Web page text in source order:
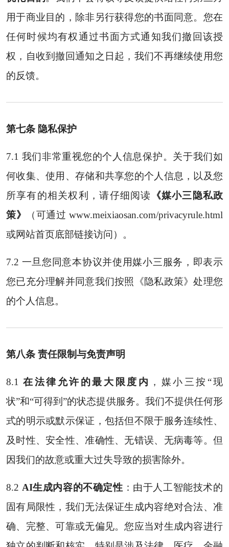
用于商业目的，除非另行获得您的书面同意。您在
任何时候均有权通过书面方式通知我们撤回该授
权，自收到撤回通知之日起，我们不再继续使用您
的反馈。
第七条 隐私保护
7.1 我们非常重视您的个人信息保护。关于我们如
何收集、使用、存储和共享您的个人信息，以及您
所享有的相关权利，请仔细阅读
《媒小三隐私政
策》
（可通过www.meixiaosan.com/privacyrule.html
或网站首页底部链接访问）。
7.2 一旦您同意本协议并使用媒小三服务，即表示
您已充分理解并同意我们按照《隐私政策》处理您
的个人信息。
第八条 责任限制与免责声明
8.1在法律允许的最大限度内 ，媒小三按“现
状”和“可得到”的状态提供服务。我们不提供任何形
式的明示或默示保证，包括但不限于服务连续性、
及时性、安全性、准确性、无错误、无病毒等。但
因我们的故意或重大过失导致的损害除外。
8.2 AI生成内容的不确定性 ：由于人工智能技术的
固有局限性，我们无法保证生成内容绝对合法、准
确、完整、可靠或无偏见。您应当对生成内容进行